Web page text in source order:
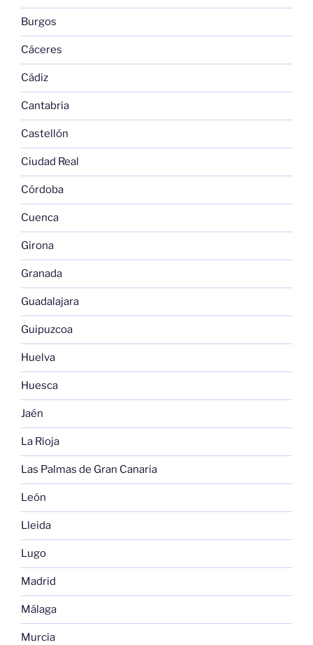
Burgos
Cáceres
Cádiz
Cantabria
Castellón
Ciudad Real
Córdoba
Cuenca
Girona
Granada
Guadalajara
Guipuzcoa
Huelva
Huesca
Jaén
La Rioja
Las Palmas de Gran Canaria
León
Lleida
Lugo
Madrid
Málaga
Murcia